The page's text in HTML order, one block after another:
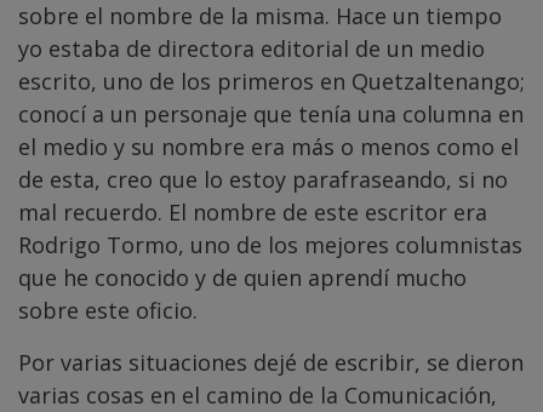
sobre el nombre de la misma. Hace un tiempo
yo estaba de directora editorial de un medio
escrito, uno de los primeros en Quetzaltenango;
conocí a un personaje que tenía una columna en
el medio y su nombre era más o menos como el
de esta, creo que lo estoy parafraseando, si no
mal recuerdo. El nombre de este escritor era
Rodrigo Tormo, uno de los mejores columnistas
que he conocido y de quien aprendí mucho
sobre este oficio.
Por varias situaciones dejé de escribir, se dieron
varias cosas en el camino de la Comunicación,